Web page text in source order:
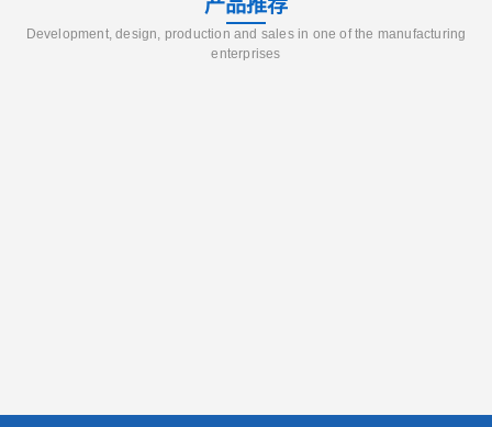
产品推荐
Development, design, production and sales in one of the manufacturing
enterprises